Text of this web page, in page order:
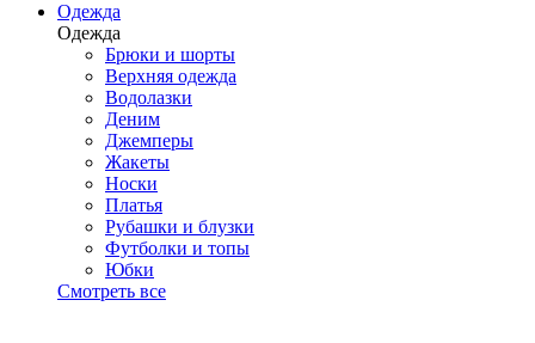
Одежда
Одежда
Брюки и шорты
Верхняя одежда
Водолазки
Деним
Джемперы
Жакеты
Носки
Платья
Рубашки и блузки
Футболки и топы
Юбки
Смотреть все